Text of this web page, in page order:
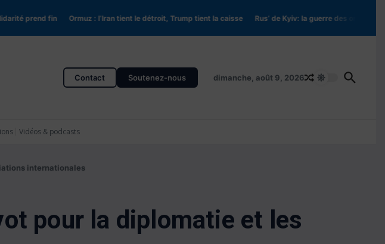
prend fin Ormuz : l’Iran tient le détroit, Trump tient la caisse Rus’ de Kyiv: la guerre des origines (Partie
Contact Soutenez-nous dimanche, août 9, 2026
Vidéos & podcasts
internationales
pour la diplomatie et les